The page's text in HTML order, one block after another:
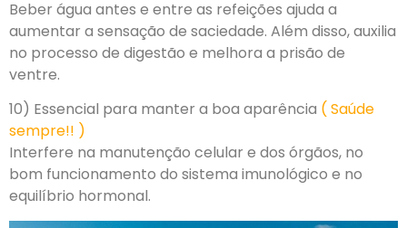
Beber água antes e entre as refeições ajuda a
aumentar a sensação de saciedade. Além disso, auxilia
no processo de digestão e melhora a prisão de
ventre.
10) Essencial para manter a boa aparência ( Saúde
sempre!! )
Interfere na manutenção celular e dos órgãos, no
bom funcionamento do sistema imunológico e no
equilíbrio hormonal.